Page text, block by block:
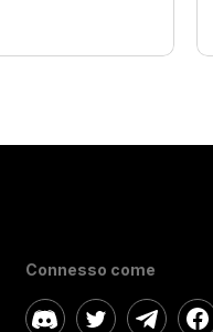
Connesso come